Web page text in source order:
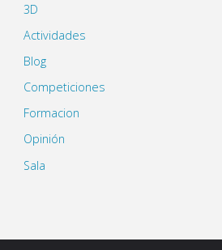
3D
Actividades
Blog
Competiciones
Formacion
Opinión
Sala